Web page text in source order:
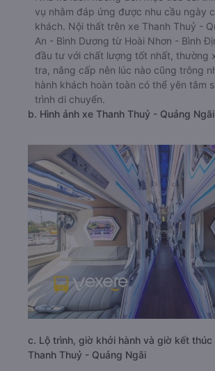
vụ nhằm đáp ứng được nhu cầu ngày
khách. Nội thất trên xe Thanh Thuỷ -
An - Bình Dương từ Hoài Nhơn - Bình
đầu tư với chất lượng tốt nhất, thường
tra, nâng cấp nên lúc nào cũng trông
hành khách hoàn toàn có thể yên tâm
trình di chuyển.
b. Hình ảnh xe Thanh Thuỷ - Quảng Ngãi
c. Lộ trình, giờ khởi hành và giờ kết
Thanh Thuỷ - Quảng Ngãi